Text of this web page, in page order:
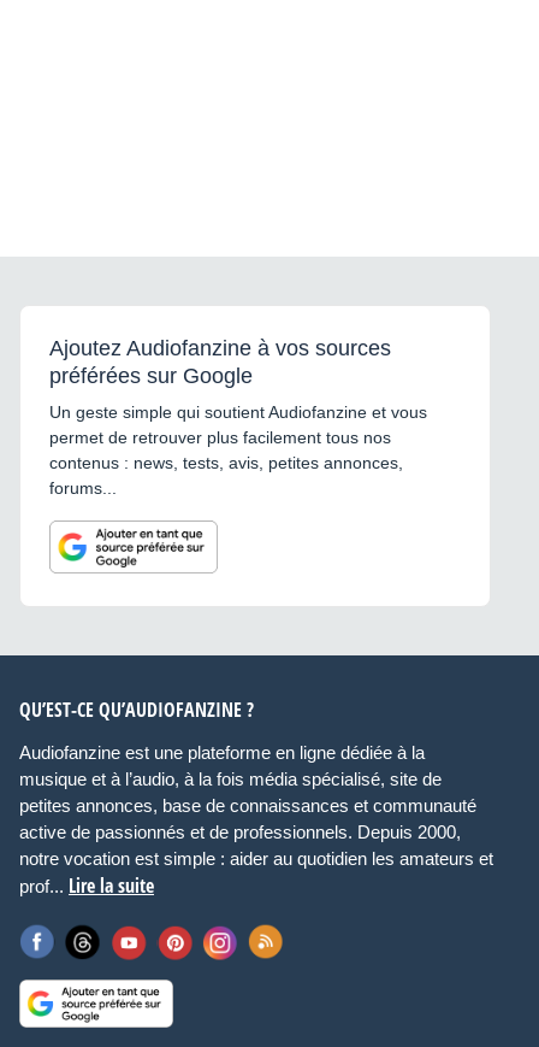
Ajoutez Audiofanzine à vos sources
préférées sur Google
Un geste simple qui soutient Audiofanzine et vous
permet de retrouver plus facilement tous nos
contenus : news, tests, avis, petites annonces,
forums...
QU’EST-CE QU’AUDIOFANZINE ?
Audiofanzine est une plateforme en ligne dédiée à la
musique et à l’audio, à la fois média spécialisé, site de
petites annonces, base de connaissances et communauté
active de passionnés et de professionnels. Depuis 2000,
notre vocation est simple : aider au quotidien les amateurs et
prof... Lire la suite